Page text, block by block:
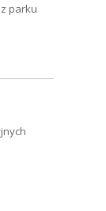
parku